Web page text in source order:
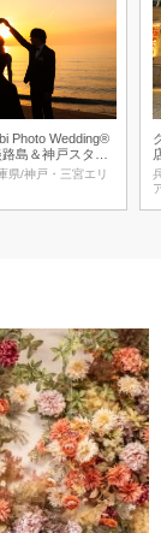
Photo Wedding®︎
島＆神戸スタジ
県/神戸・三宮エリ